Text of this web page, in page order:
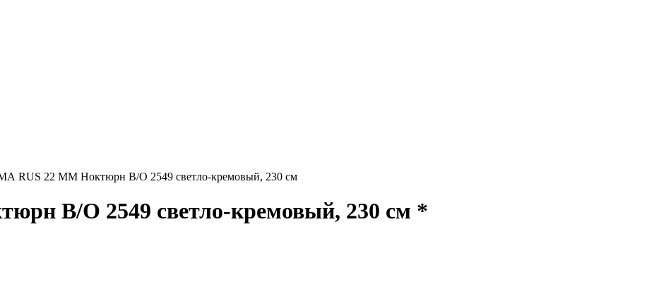
RUS 22 ММ Ноктюрн B/O 2549 светло-кремовый, 230 см
B/O 2549 светло-кремовый, 230 см *